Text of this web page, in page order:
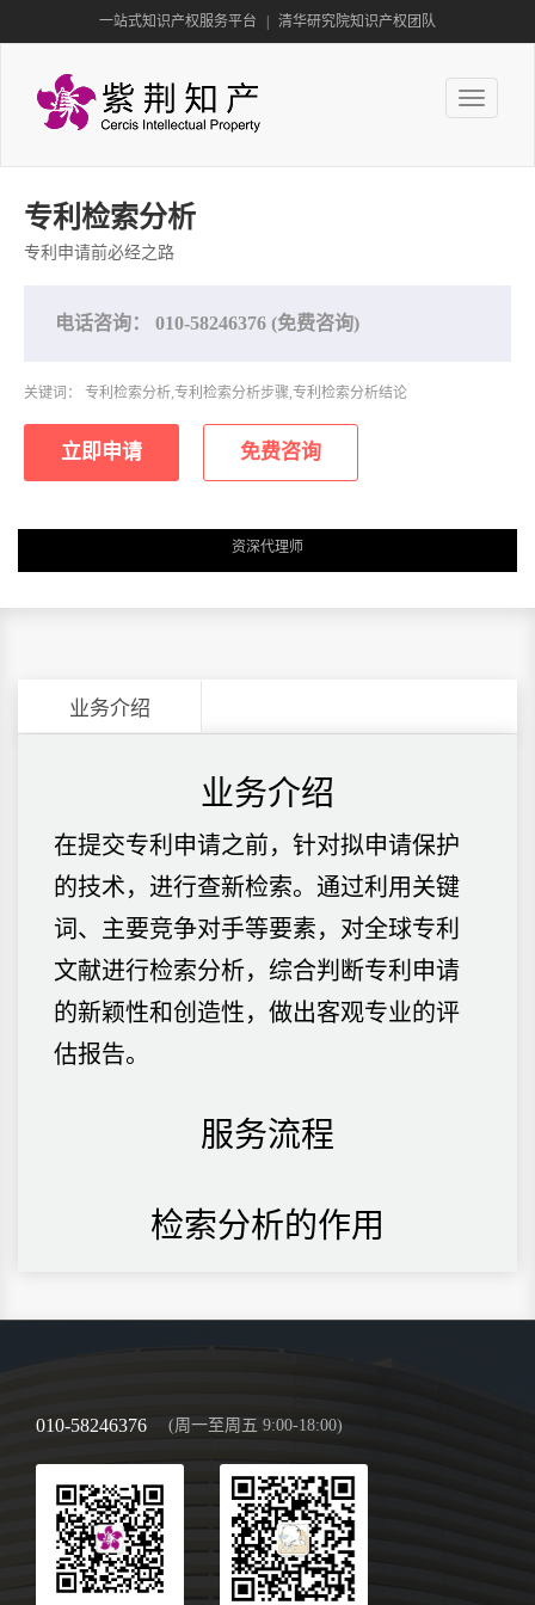
一站式知识产权服务平台 清华研究院知识产权团队
Toggle
navigation
专利检索分析
专利申请前必经之路
电话咨询： 010-58246376 (免费咨询)
关键词： 专利检索分析,专利检索分析步骤,专利检索分析结论
立即申请 免费咨询
资深代理师
业务介绍
业务介绍
在提交专利申请之前，针对拟申请保护
的技术，进行查新检索。通过利用关键
词、主要竞争对手等要素，对全球专利
文献进行检索分析，综合判断专利申请
的新颖性和创造性，做出客观专业的评
估报告。
服务流程
检索分析的作用
010-58246376 (周一至周五 9:00-18:00)